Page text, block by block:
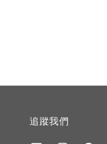
追蹤我們